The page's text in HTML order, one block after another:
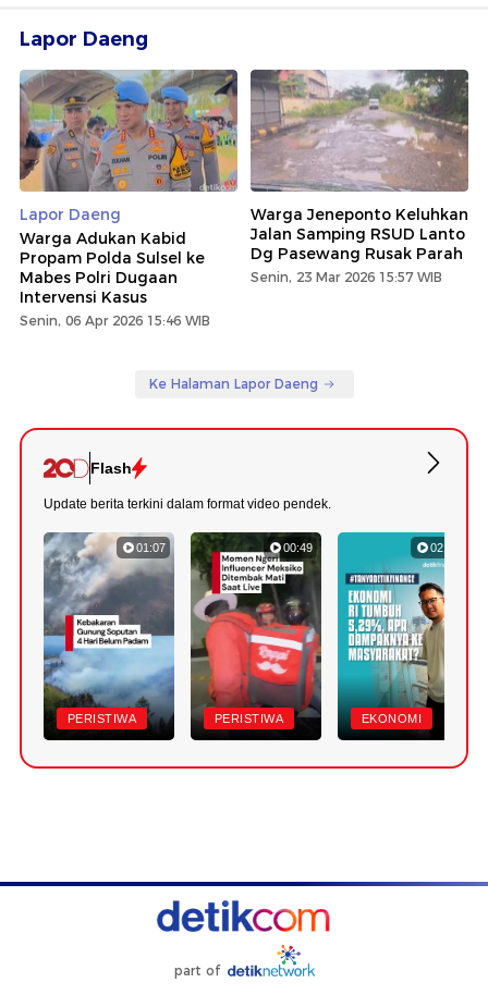
Lapor Daeng
Lapor Daeng
Warga Adukan Kabid
Propam Polda Sulsel ke
Mabes Polri Dugaan
Intervensi Kasus
Senin, 06 Apr 2026 15:46 WIB
Warga Jeneponto Keluhkan
Jalan Samping RSUD Lanto
Dg Pasewang Rusak Parah
Senin, 23 Mar 2026 15:57 WIB
Ke Halaman Lapor Daeng
Flash
Update berita terkini dalam format video pendek.
01:07
PERISTIWA
00:49
PERISTIWA
02:52
EKONOMI
part of